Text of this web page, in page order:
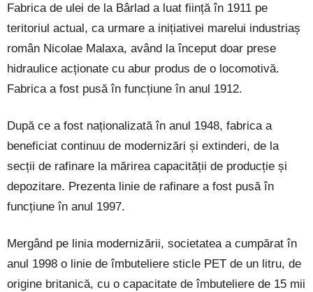
Fabrica de ulei de la Bârlad a luat ființă în 1911 pe
teritoriul actual, ca urmare a inițiativei marelui industriaș
român Nicolae Malaxa, având la început doar prese
hidraulice acționate cu abur produs de o locomotivă.
Fabrica a fost pusă în funcțiune în anul 1912.
După ce a fost naționalizată în anul 1948, fabrica a
beneficiat continuu de modernizări și extinderi, de la
secții de rafinare la mărirea capacității de producție și
depozitare. Prezenta linie de rafinare a fost pusă în
funcțiune în anul 1997.
Mergând pe linia modernizării, societatea a cumpărat în
anul 1998 o linie de îmbuteliere sticle PET de un litru, de
origine britanică, cu o capacitate de îmbuteliere de 15 mii